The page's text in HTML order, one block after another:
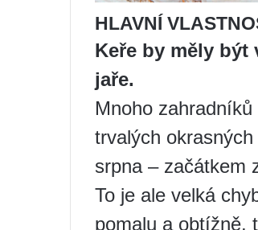
HLAVNÍ
Keře by měly být
jaře.
Mnoho
trvalých
srpna – začátkem
To je ale velká
pomalu a obtížně,